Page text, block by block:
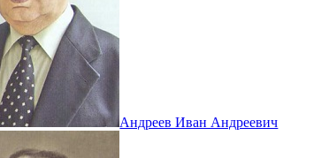
Андреев Иван Андреевич